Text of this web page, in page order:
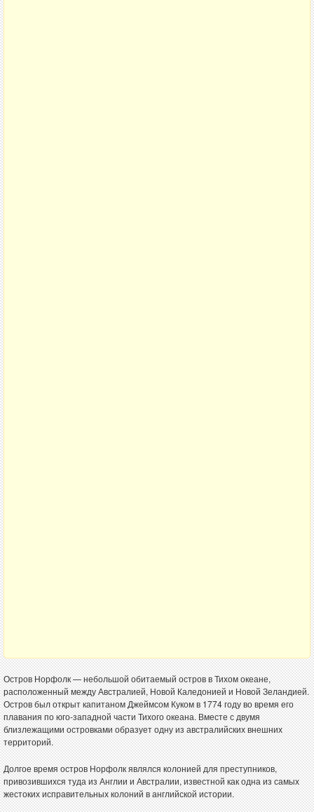
Остров Норфолк — небольшой обитаемый остров в Тихом океане,
расположенный между Австралией, Новой Каледонией и Новой Зеландией.
Остров был открыт капитаном Джеймсом Куком в 1774 году во время его
плавания по юго-западной части Тихого океана. Вместе с двумя
близлежащими островками образует одну из австралийских внешних
территорий.
Долгое время остров Норфолк являлся колонией для преступников,
привозившихся туда из Англии и Австралии, известной как одна из самых
жестоких исправительных колоний в английской истории.